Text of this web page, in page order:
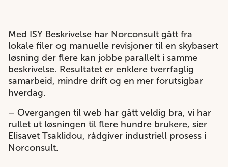
Med ISY Beskrivelse har Norconsult gått fra
lokale filer og manuelle revisjoner til en skybasert
løsning der flere kan jobbe parallelt i samme
beskrivelse. Resultatet er enklere tverrfaglig
samarbeid, mindre drift og en mer forutsigbar
hverdag.
– Overgangen til web har gått veldig bra, vi har
rullet ut løsningen til flere hundre brukere, sier
Elisavet Tsaklidou, rådgiver industriell prosess i
Norconsult.